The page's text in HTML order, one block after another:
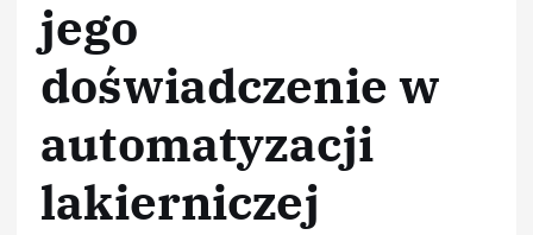
jego
doświadczenie w
automatyzacji
lakierniczej